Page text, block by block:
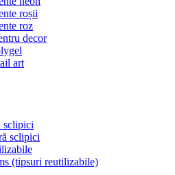
roșii
roz
decor
art
sclipici
sclipici
(tipsuri reutilizabile)